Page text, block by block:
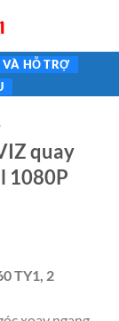
HỖ TRỢ
quay
1080P
TY1, 2